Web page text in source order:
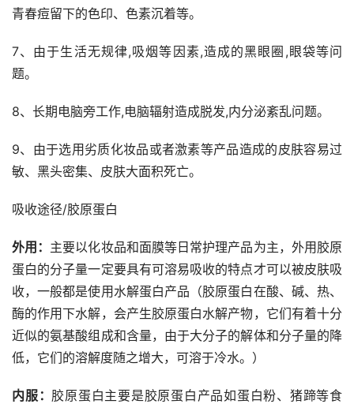
青春痘留下的色印、色素沉着等。
7、由于生活无规律,吸烟等因素,造成的黑眼圈,眼袋等问
题。
8、长期电脑旁工作,电脑辐射造成脱发,内分泌紊乱问题。
9、由于选用劣质化妆品或者激素等产品造成的皮肤容易过
敏、黑头密集、皮肤大面积死亡。
吸收途径/胶原蛋白
外用： 主要以化妆品和面膜等日常护理产品为主，外用胶原
蛋白的分子量一定要具有可溶易吸收的特点才可以被皮肤吸
收，一般都是使用水解蛋白产品（胶原蛋白在酸、碱、热、
酶的作用下水解，会产生胶原蛋白水解产物，它们有着十分
近似的氨基酸组成和含量，由于大分子的解体和分子量的降
低，它们的溶解度随之增大，可溶于冷水。）
内服： 胶原蛋白主要是胶原蛋白产品如蛋白粉、猪蹄等食